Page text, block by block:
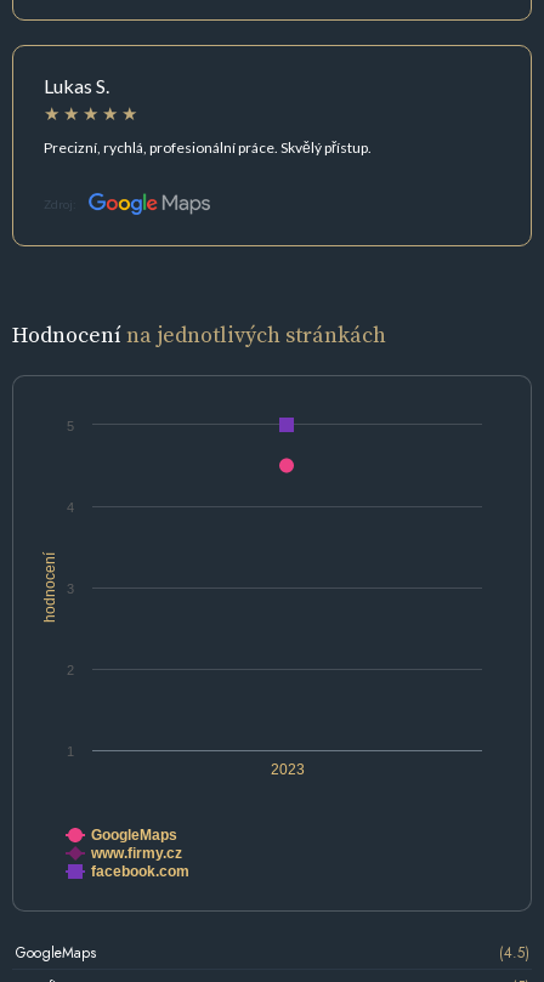
Lukas S.
Precizní, rychlá, profesionální práce. Skvělý přístup.
Zdroj:
Hodnocenína jednotlivých stránkách
hodnocení
2023
1
2
3
4
5
GoogleMaps
www.firmy.cz
facebook.com
GoogleMaps
(4.5)